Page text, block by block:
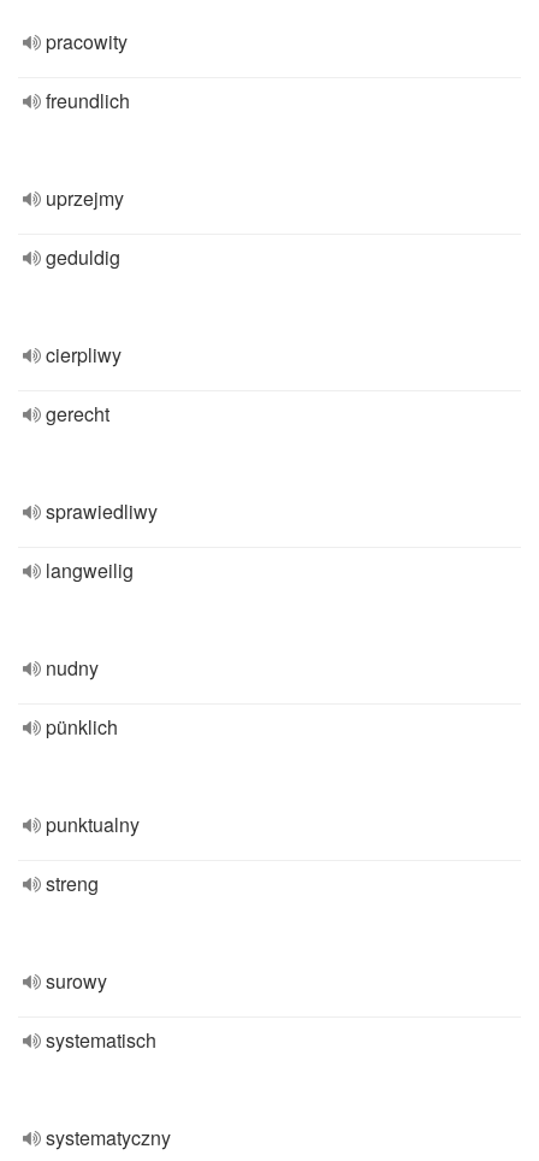
pracowity
freundlich
uprzejmy
geduldig
cierpliwy
gerecht
sprawiedliwy
langweilig
nudny
pünklich
punktualny
streng
surowy
systematisch
systematyczny